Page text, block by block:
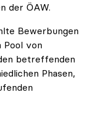
der ÖAW.
Bewerbungen
Pool von
betreffenden
Phasen,